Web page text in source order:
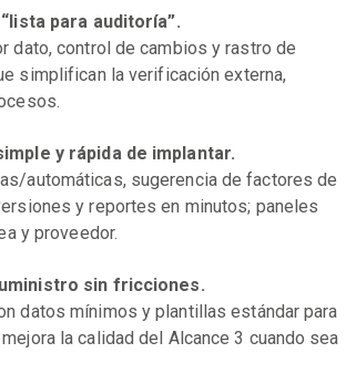
para auditoría”.
dato, control de cambios y rastro de
simplifican la verificación externa,
y rápida de implantar.
automáticas, sugerencia de factores de
y reportes en minutos; paneles
y proveedor.
sin fricciones.
datos mínimos y plantillas estándar para
la calidad del Alcance 3 cuando sea